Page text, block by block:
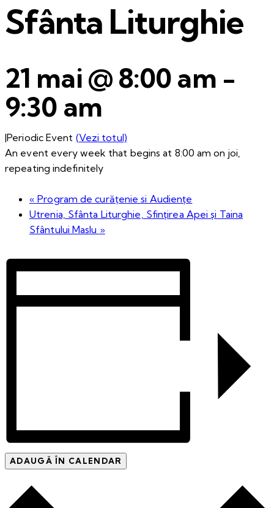
Sfânta Liturghie
21 mai @ 8:00 am -
9:30 am
|Periodic Event (Vezi totul)
An event every week that begins at 8:00 am on joi,
repeating indefinitely
« Program de curățenie si Audiențe
Utrenia, Sfânta Liturghie, Sfințirea Apei și Taina
Sfântului Maslu »
ADAUGĂ ÎN CALENDAR